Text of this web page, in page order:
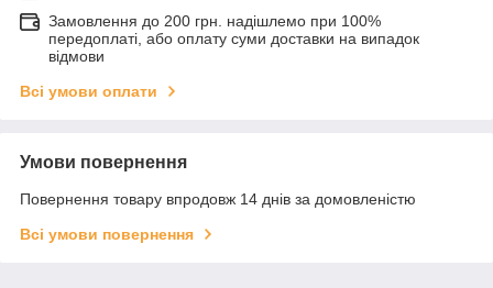
Замовлення до 200 грн. надішлемо при 100%
передоплаті, або оплату суми доставки на випадок
відмови
Всі умови оплати
Умови повернення
Повернення товару впродовж 14 днів за домовленістю
Всі умови повернення